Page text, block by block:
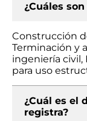
¿Cuáles
Construcción
Terminación y
ingeniería
para uso
¿Cuál es el
registra?